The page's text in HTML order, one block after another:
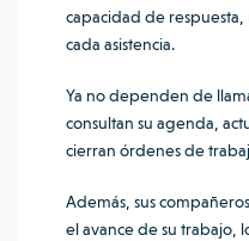
capacidad de respuesta,
cada asistencia.
Ya no dependen de
consultan su agenda,
cierran órdenes de
Además, sus
el avance de su trabajo,